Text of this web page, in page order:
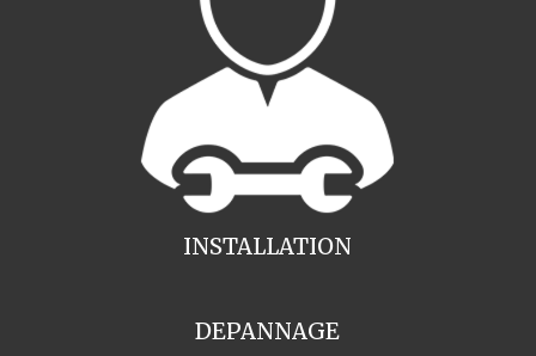
INSTALLATION
DEPANNAGE